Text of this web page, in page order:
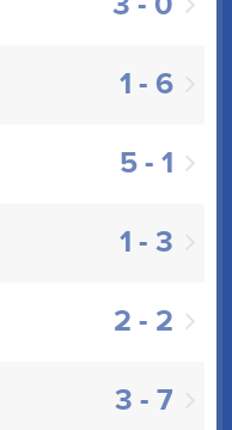
1 - 6
5 - 1
1 - 3
2 - 2
3 - 7